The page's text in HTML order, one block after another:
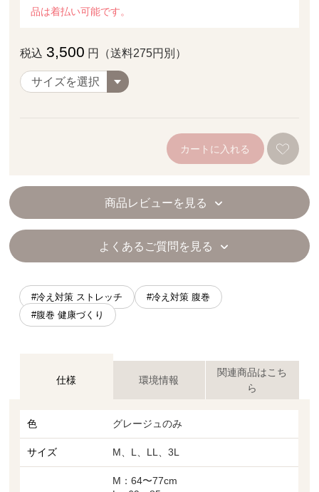
品は着払い可能です。
税込 3,500 円（送料275円別）
カートに入れる
商品レビューを見る
よくあるご質問を見る
#冷え対策 ストレッチ
#冷え対策 腹巻
#腹巻 健康づくり
仕様 環境情報
関連商品はこち
ら
色 グレージュのみ
サイズ M、L、LL、3L
M：64〜77cm